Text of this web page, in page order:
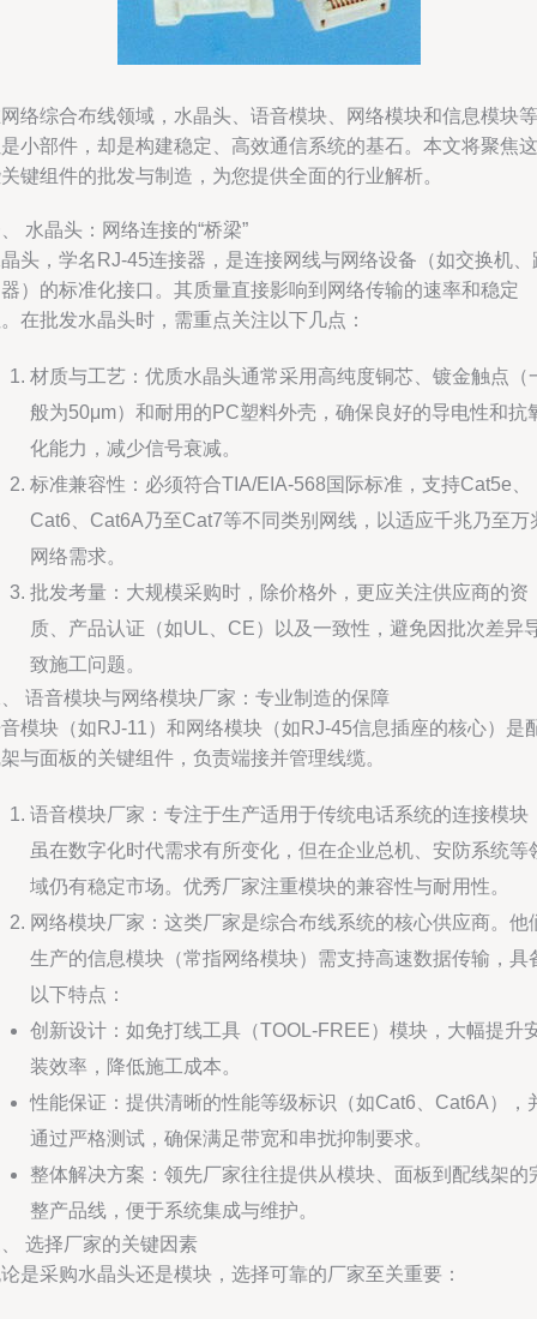
络综合布线领域，水晶头、语音模块、网络模块和信息模块等
小部件，却是构建稳定、高效通信系统的基石。本文将聚焦这
键组件的批发与制造，为您提供全面的行业解析。
水晶头：网络连接的“桥梁”
头，学名RJ-45连接器，是连接网线与网络设备（如交换机、
）的标准化接口。其质量直接影响到网络传输的速率和稳定
在批发水晶头时，需重点关注以下几点：
材质与工艺：优质水晶头通常采用高纯度铜芯、镀金触点（
般为50μm）和耐用的PC塑料外壳，确保良好的导电性和抗
化能力，减少信号衰减。
标准兼容性：必须符合TIA/EIA-568国际标准，支持Cat5e、
Cat6、Cat6A乃至Cat7等不同类别网线，以适应千兆乃至万
网络需求。
批发考量：大规模采购时，除价格外，更应关注供应商的资
质、产品认证（如UL、CE）以及一致性，避免因批次差异
致施工问题。
语音模块与网络模块厂家：专业制造的保障
模块（如RJ-11）和网络模块（如RJ-45信息插座的核心）是
与面板的关键组件，负责端接并管理线缆。
语音模块厂家：专注于生产适用于传统电话系统的连接模块
虽在数字化时代需求有所变化，但在企业总机、安防系统等
域仍有稳定市场。优秀厂家注重模块的兼容性与耐用性。
网络模块厂家：这类厂家是综合布线系统的核心供应商。他
生产的信息模块（常指网络模块）需支持高速数据传输，具
以下特点：
创新设计：如免打线工具（TOOL-FREE）模块，大幅提升
装效率，降低施工成本。
性能保证：提供清晰的性能等级标识（如Cat6、Cat6A），
通过严格测试，确保满足带宽和串扰抑制要求。
整体解决方案：领先厂家往往提供从模块、面板到配线架的
整产品线，便于系统集成与维护。
选择厂家的关键因素
是采购水晶头还是模块，选择可靠的厂家至关重要：